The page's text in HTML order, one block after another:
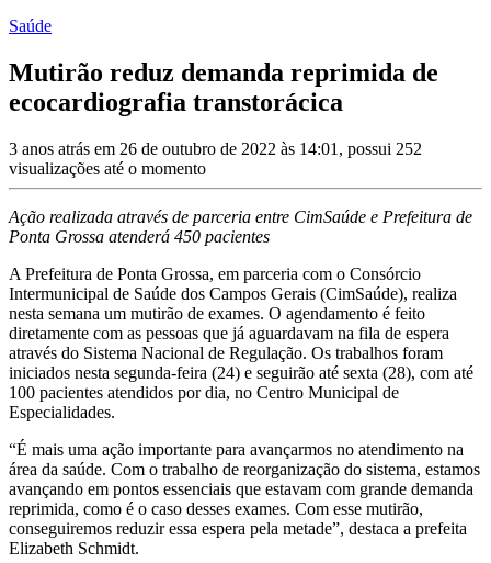
Saúde
Mutirão reduz demanda reprimida de
ecocardiografia transtorácica
3 anos atrás em 26 de outubro de 2022 às 14:01, possui 252
visualizações até o momento
Ação realizada através de parceria entre CimSaúde e Prefeitura de
Ponta Grossa atenderá 450 pacientes
A Prefeitura de Ponta Grossa, em parceria com o Consórcio
Intermunicipal de Saúde dos Campos Gerais (CimSaúde), realiza
nesta semana um mutirão de exames. O agendamento é feito
diretamente com as pessoas que já aguardavam na fila de espera
através do Sistema Nacional de Regulação. Os trabalhos foram
iniciados nesta segunda-feira (24) e seguirão até sexta (28), com até
100 pacientes atendidos por dia, no Centro Municipal de
Especialidades.
“É mais uma ação importante para avançarmos no atendimento na
área da saúde. Com o trabalho de reorganização do sistema, estamos
avançando em pontos essenciais que estavam com grande demanda
reprimida, como é o caso desses exames. Com esse mutirão,
conseguiremos reduzir essa espera pela metade”, destaca a prefeita
Elizabeth Schmidt.